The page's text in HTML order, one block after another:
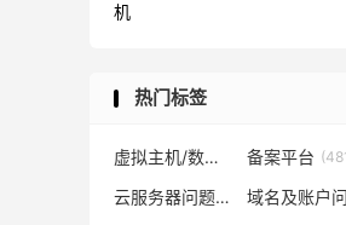
机
热门标签
虚拟主机/数据库问题 (57819)
备案平台
云服务器问题(38267)